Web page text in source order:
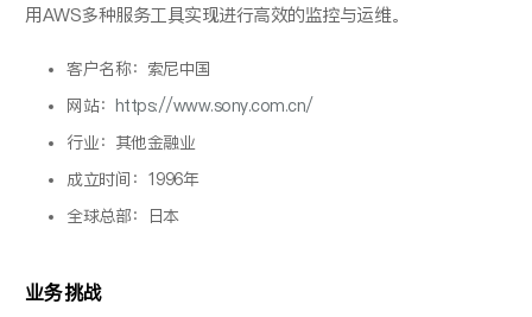
用AWS多种服务工具实现进行高效的监控与运维。
客户名称：索尼中国
网站：
https://www.sony.com.cn/
行业：其他金融业
成立时间：1996年
全球总部：日本
业务挑战